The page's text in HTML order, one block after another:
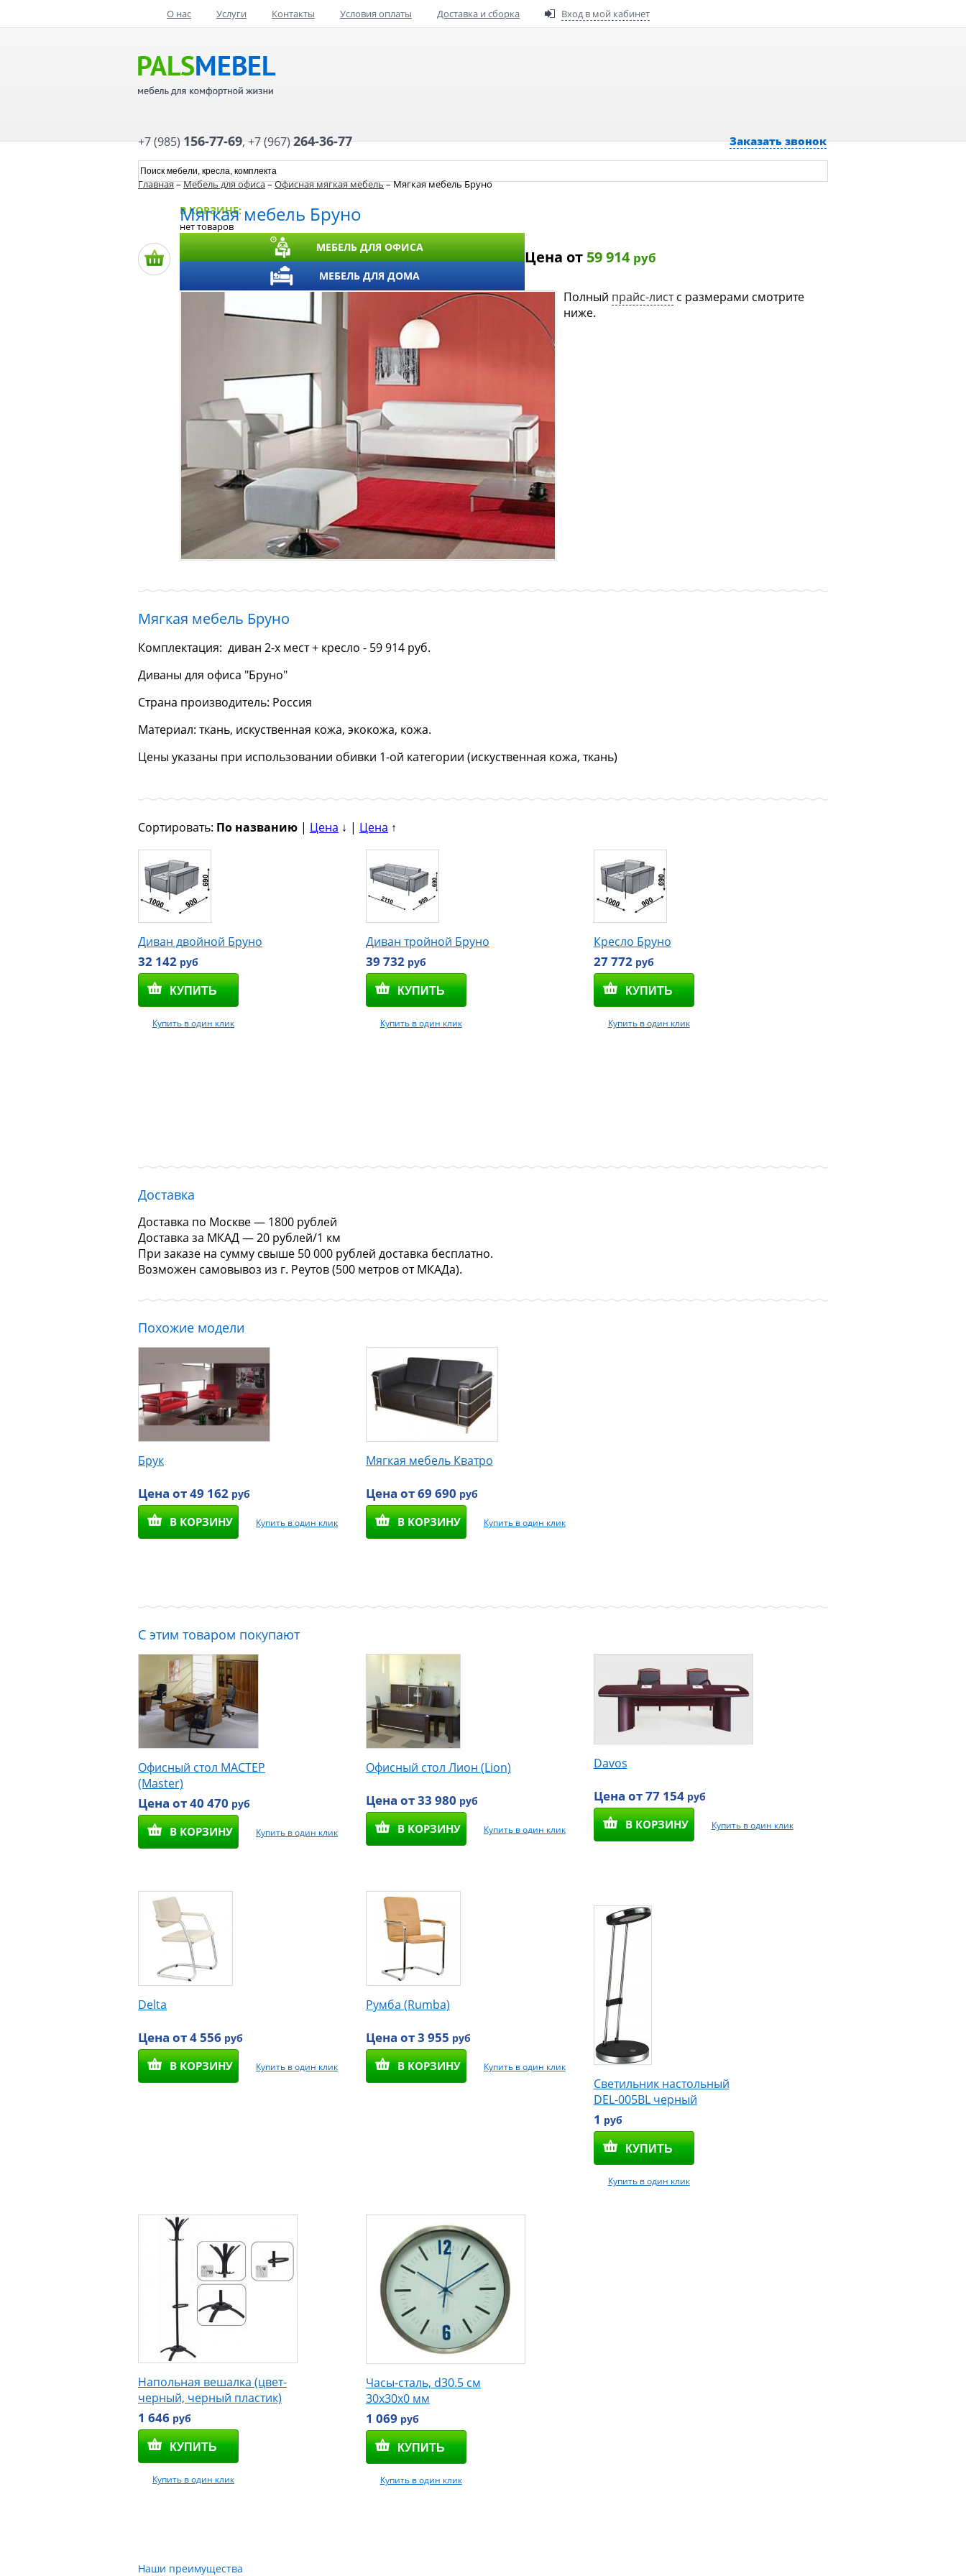
О нас Услуги Контакты Условия оплаты Доставка и сборка Вход в мой кабинет
+7 (985)156-77-69,+7 (967)264-36-77 Заказать звонок
В КОРЗИНЕ:
нет товаров
МЕБЕЛЬ ДЛЯ ОФИСА
МЕБЕЛЬ ДЛЯ ДОМА
Главная–Мебель для офиса–Офисная мягкая мебель– Мягкая мебель Бруно
Мягкая мебель Бруно
Цена от 59 914 руб
Полный прайс-листс размерами смотрите
ниже.
Мягкая мебель Бруно
Комплектация: диван 2-х мест + кресло - 59 914 руб.
Диваны для офиса "Бруно"
Страна производитель: Россия
Материал: ткань, искуственная кожа, экокожа, кожа.
Цены указаны при использовании обивки 1-ой категории (искуcтвенная кожа, ткань)
Сортировать: По названию | Цена ↓ | Цена ↑
Диван двойной Бруно
32 142 руб
Купить в один клик
Диван тройной Бруно
39 732 руб
Купить в один клик
Кресло Бруно
27 772 руб
Купить в один клик
Доставка
Доставка по Москве — 1800 рублей
Доставка за МКАД — 20 рублей/1 км
При заказе на сумму свыше 50 000 рублей доставка бесплатно.
Возможен самовывоз из г. Реутов (500 метров от МКАДа).
Похожие модели
Брук
Цена от 49 162 руб
В КОРЗИНУ Купить в один клик
Мягкая мебель Кватро
Цена от 69 690 руб
В КОРЗИНУ Купить в один клик
С этим товаром покупают
Офисный стол МАСТЕР
(Master)
Цена от 40 470 руб
В КОРЗИНУ Купить в один клик
Офисный стол Лион (Lion)
Цена от 33 980 руб
В КОРЗИНУ Купить в один клик
Davos
Цена от 77 154 руб
В КОРЗИНУ Купить в один клик
Delta
Цена от 4 556 руб
В КОРЗИНУ Купить в один клик
Румба (Rumba)
Цена от 3 955 руб
В КОРЗИНУ Купить в один клик
Светильник настольный
DEL-005BL черный
1 руб
Купить в один клик
Напольная вешалка (цвет-
черный, черный пластик)
1 646 руб
Купить в один клик
Часы-сталь, d30.5 см
30x30x0 мм
1 069 руб
Купить в один клик
Наши преимущества